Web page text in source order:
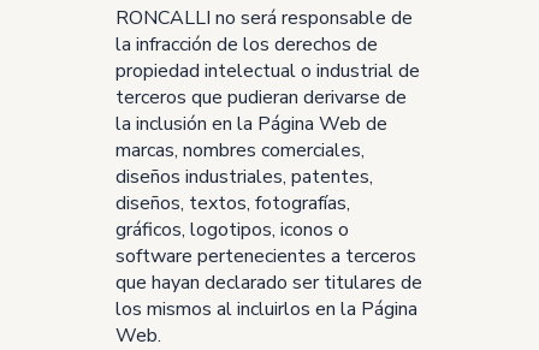
RONCALLI no será responsable de
la infracción de los derechos de
propiedad intelectual o industrial de
terceros que pudieran derivarse de
la inclusión en la Página Web de
marcas, nombres comerciales,
diseños industriales, patentes,
diseños, textos, fotografías,
gráficos, logotipos, iconos o
software pertenecientes a terceros
que hayan declarado ser titulares de
los mismos al incluirlos en la Página
Web.